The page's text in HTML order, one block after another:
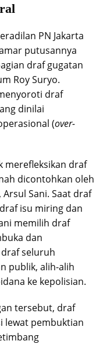
PN Jakarta
putusannya
draf gugatan
Roy Suryo.
draf
dinilai
(over-
merefleksikan draf
dicontohkan oleh
Sani. Saat draf
isu miring dan
memilih draf
dan
seluruh
publik, alih-alih
ke kepolisian.
tersebut, draf
lewat pembuktian